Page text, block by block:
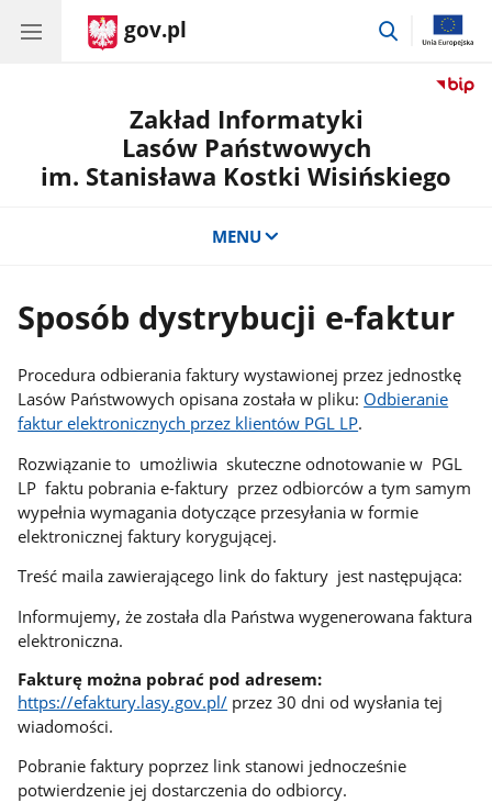
gov.pl
przejdź
Zakład Informatyki
Lasów Państwowych
im. Stanisława Kostki Wisińskiego
MENU
Sposób dystrybucji e-faktur
Procedura odbierania faktury wystawionej przez jednostkę
Lasów Państwowych opisana została w pliku: Odbieranie
faktur elektronicznych przez klientów PGL LP.
Rozwiązanie to umożliwia skuteczne odnotowanie w PGL
LP faktu pobrania e-faktury przez odbiorców a tym samym
wypełnia wymagania dotyczące przesyłania w formie
elektronicznej faktury korygującej.
Treść maila zawierającego link do faktury jest następująca:
Informujemy, że została dla Państwa wygenerowana faktura
elektroniczna.
Fakturę można pobrać pod adresem:
https://efaktury.lasy.gov.pl/ przez 30 dni od wysłania tej
wiadomości.
Pobranie faktury poprzez link stanowi jednocześnie
potwierdzenie jej dostarczenia do odbiorcy.